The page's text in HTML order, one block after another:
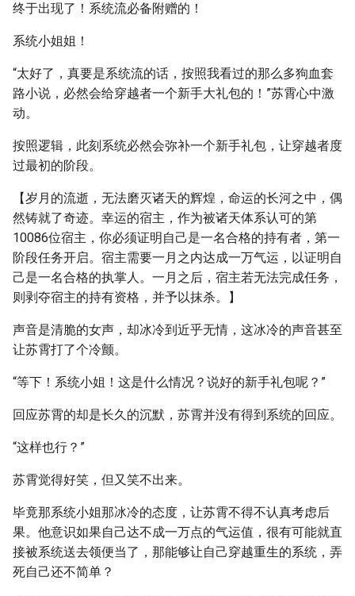
终于出现了！系统流必备附赠的！
系统小姐姐！
“太好了，真要是系统流的话，按照我看过的那么多狗血套
路小说，必然会给穿越者一个新手大礼包的！”苏霄心中激
动。
按照逻辑，此刻系统必然会弥补一个新手礼包，让穿越者度
过最初的阶段。
【岁月的流逝，无法磨灭诸天的辉煌，命运的长河之中，偶
然铸就了奇迹。幸运的宿主，作为被诸天体系认可的第
10086位宿主，你必须证明自己是一名合格的持有者，第一
阶段任务开启。宿主需要一月之内达成一万气运，以证明自
己是一名合格的执掌人。一月之后，宿主若无法完成任务，
则剥夺宿主的持有资格，并予以抹杀。】
声音是清脆的女声，却冰冷到近乎无情，这冰冷的声音甚至
让苏霄打了个冷颤。
“等下！系统小姐！这是什么情况？说好的新手礼包呢？”
回应苏霄的却是长久的沉默，苏霄并没有得到系统的回应。
“这样也行？”
苏霄觉得好笑，但又笑不出来。
毕竟那系统小姐那冰冷的态度，让苏霄不得不认真考虑后
果。他意识如果自己达不成一万点的气运值，很有可能就直
接被系统送去领便当了，那能够让自己穿越重生的系统，弄
死自己还不简单？